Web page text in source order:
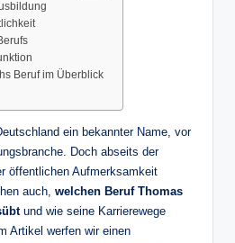
Beruf im Überblick
ein bekannter Name, vor
Doch abseits der
öffentlichen Aufmerksamkeit
auch, welchen Beruf Thomas
und wie seine Karrierewege
Artikel werfen wir einen